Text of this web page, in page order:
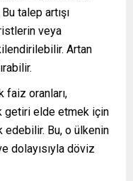
talep artışı
veya
Artan
faiz oranları,
getiri elde etmek için
edebilir. Bu, o ülkenin
dolayısıyla döviz